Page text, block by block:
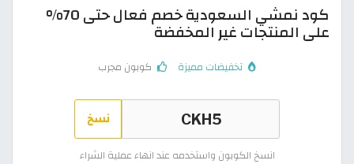
كود نمشي السعودية خصم فعال حتى 70%
على المنتجات غير المخفضة
تخفيضات مميزة كوبون مجرب
نسخ
انسخ الكوبون واستخدمه عند انهاء عملية الشراء